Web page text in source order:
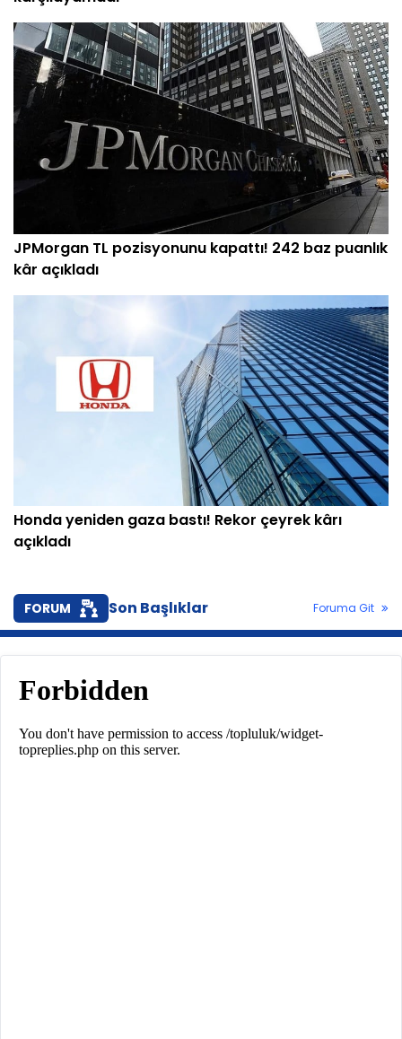
JPMorgan TL pozisyonunu kapattı! 242 baz puanlık
kâr açıkladı
Honda yeniden gaza bastı! Rekor çeyrek kârı
açıkladı
FORUM Son Başlıklar Foruma Git